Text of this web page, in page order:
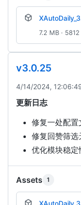
7.2 MB ·
v3.0.25
4/14/2024,
更新日志
修复一处配
修复回赞筛选
优化模块稳定
Assets 1